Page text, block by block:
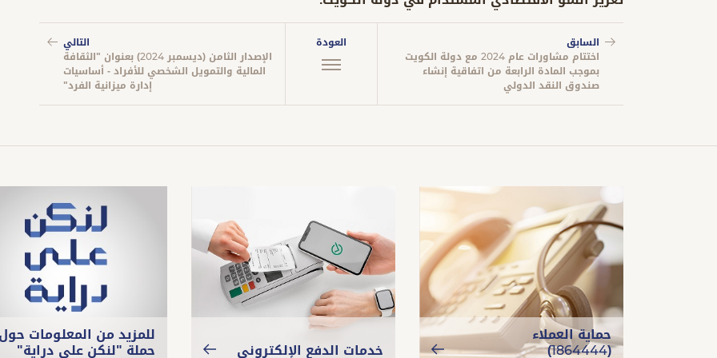
السابق
اختتام مشاورات عام 2024 مع دولة الكويت
بموجب المادة الرابعة من اتفاقية إنشاء
صندوق النقد الدولي
العودة
التالي
الإصدار الثامن (ديسمبر 2024) بعنوان "الثقافة
المالية والتمويل الشخصي للأفراد - أساسيات
إدارة ميزانية الفرد"
حماية العملاء
(1864444) خدمات الدفع الإلكتروني
للمزيد من المعلومات حول
حملة "لنكن على دراية"